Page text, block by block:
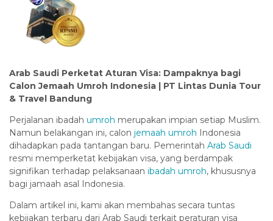
panel
panel
panel
panel
panel
panel
panel
Arab Saudi Perketat Aturan Visa: Dampaknya bagi
Calon Jemaah Umroh Indonesia | PT Lintas Dunia Tour
& Travel Bandung
Perjalanan ibadah umroh merupakan impian setiap Muslim.
Namun belakangan ini, calon jemaah umroh Indonesia
dihadapkan pada tantangan baru. Pemerintah Arab Saudi
resmi memperketat kebijakan visa, yang berdampak
signifikan terhadap pelaksanaan ibadah umroh, khususnya
bagi jamaah asal Indonesia.
Dalam artikel ini, kami akan membahas secara tuntas
kebijakan terbaru dari Arab Saudi terkait peraturan visa